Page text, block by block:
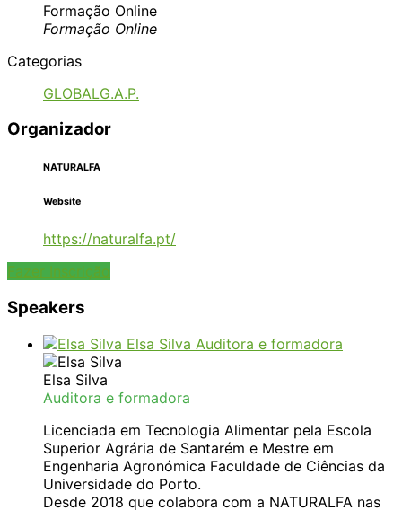
Formação Online
Formação Online
Categorias
GLOBALG.A.P.
Organizador
NATURALFA
Website
https://naturalfa.pt/
Fazer Inscrição
Speakers
Elsa Silva Auditora e formadora
Elsa Silva
Auditora e formadora
Licenciada em Tecnologia Alimentar pela Escola
Superior Agrária de Santarém e Mestre em
Engenharia Agronómica Faculdade de Ciências da
Universidade do Porto.
Desde 2018 que colabora com a NATURALFA nas